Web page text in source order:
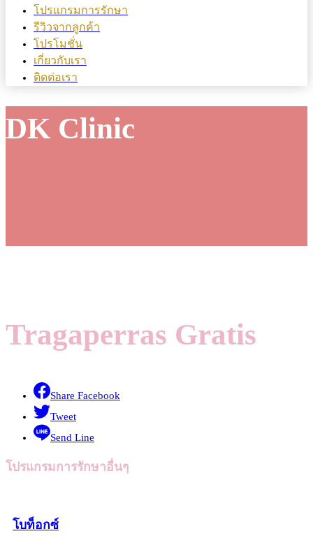
โปรแกรมการรักษา
รีวิวจากลูกค้า
โปรโมชั่น
เกี่ยวกับเรา
ติดต่อเรา
DK Clinic
Tragaperras Gratis
Share Facebook
Tweet
Send Line
โปรแกรมการรักษาอื่นๆ
โบท็อกซ์